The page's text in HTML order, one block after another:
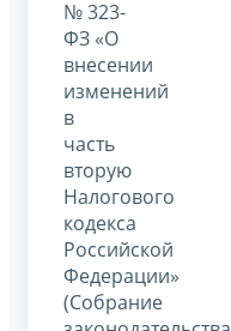
№ 323-
ФЗ «О
внесении
изменений
в
часть
вторую
Налогового
кодекса
Российской
Федерации»
(Собрание